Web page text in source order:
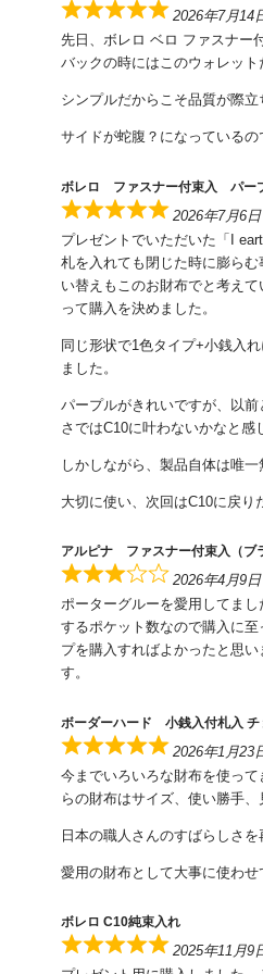
2026年7月14
先日、ボレロ ベロ ファスナー
バックの時にはこのウォレット
シンプルだからこそ品質が際立
サイドが蛇腹？になっているの
ボレロ ファスナー付束入 パー
2026年7月6日
プレゼントでいただいた「I
札を入れても閉じた時に膨ら
い替えもこのお財布でと考え
って購入を決めました。
同じ形状で1色タイプ+小銭入
ました。
パープルがきれいですが、以
さではC10に叶わないかなと感
しかしながら、製品自体は唯
大切に使い、次回はC10に戻り
アルピナ ファスナー付束入（ブ
2026年4月9日
ポーターグルーを愛用してま
するポケット数なので購入に
プを購入すればよかったと思
す。
ボーダーハード 小銭入付札入 チ
2026年1月23
今までいろいろな財布を使っ
らの財布はサイズ、使い勝手
日本の職人さんのすばらしさを
愛用の財布として大事に使わせ
ボレロ C10純束入れ
2025年11月9